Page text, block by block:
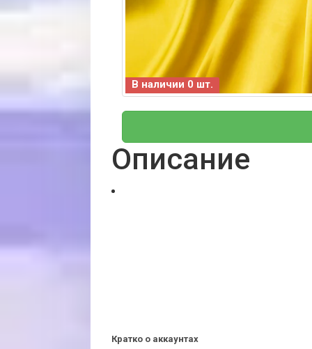
В наличии 0 шт.
Описание
Кратко о аккаунтах